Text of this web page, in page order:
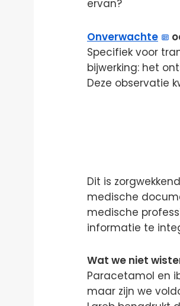
ervan?
Onverwachte
Specifiek voor
bijwerking: het
Deze observatie
Dit is
medische
medische
informatie te
Wat we niet
Paracetamol en
maar zijn we